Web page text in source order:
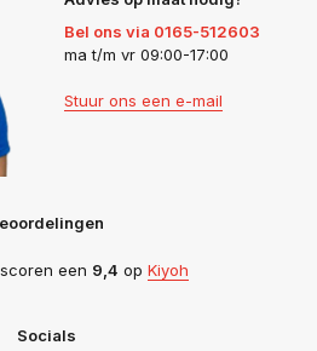
Bel ons via 0165-512603
ma t/m vr 09:00-17:00
Stuur ons een e-mail
een 9,4 op Kiyoh
Socials